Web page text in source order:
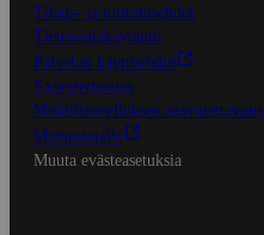
Tilaus- ja toimitusehdot
Tietosuojakäytäntö
Palvelun käyttöehdot
Saavutettavuus
Mobiilisovelluksen saavutettavuus
Mainostajalle
Muuta evästeasetuksia